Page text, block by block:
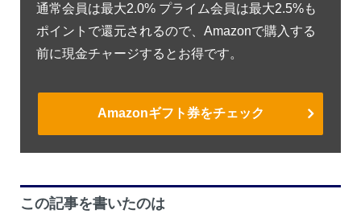
通常会員は最大2.0% プライム会員は最大2.5%も
ポイントで還元されるので、Amazonで購入する
前に現金チャージするとお得です。
Amazonギフト券をチェック
この記事を書いたのは